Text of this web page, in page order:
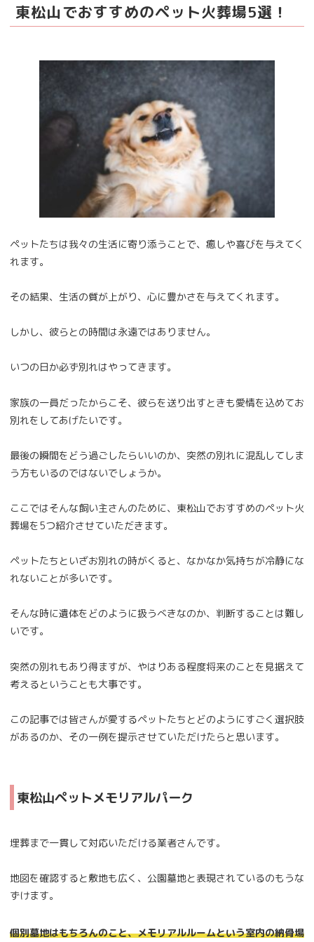
東松山でおすすめのペット火葬場5選！
ペットたちは我々の生活に寄り添うことで、癒しや喜びを与えてく
れます。
その結果、生活の質が上がり、心に豊かさを与えてくれます。
しかし、彼らとの時間は永遠ではありません。
いつの日か必ず別れはやってきます。
家族の一員だったからこそ、彼らを送り出すときも愛情を込めてお
別れをしてあげたいです。
最後の瞬間をどう過ごしたらいいのか、突然の別れに混乱してしま
う方もいるのではないでしょうか。
ここではそんな飼い主さんのために、東松山でおすすめのペット火
葬場を5つ紹介させていただきます。
ペットたちといざお別れの時がくると、なかなか気持ちが冷静にな
れないことが多いです。
そんな時に遺体をどのように扱うべきなのか、判断することは難し
いです。
突然の別れもあり得ますが、やはりある程度将来のことを見据えて
考えるということも大事です。
この記事では皆さんが愛するペットたちとどのようにすごく選択肢
があるのか、その一例を提示させていただけたらと思います。
東松山ペットメモリアルパーク
埋葬まで一貫して対応いただける業者さんです。
地図を確認すると敷地も広く、公園墓地と表現されているのもうな
ずけます。
個別墓地はもちろんのこと、メモリアルルームという室内の納骨場